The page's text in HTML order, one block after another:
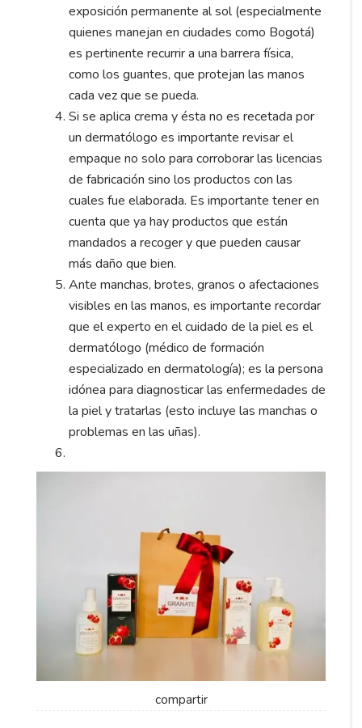
exposición permanente al sol (especialmente
quienes manejan en ciudades como Bogotá)
es pertinente recurrir a una barrera física,
como los guantes, que protejan las manos
cada vez que se pueda.
Si se aplica crema y ésta no es recetada por
un dermatólogo es importante revisar el
empaque no solo para corroborar las licencias
de fabricación sino los productos con las
cuales fue elaborada. Es importante tener en
cuenta que ya hay productos que están
mandados a recoger y que pueden causar
más daño que bien.
Ante manchas, brotes, granos o afectaciones
visibles en las manos, es importante recordar
que el experto en el cuidado de la piel es el
dermatólogo (médico de formación
especializado en dermatología); es la persona
idónea para diagnosticar las enfermedades de
la piel y tratarlas (esto incluye las manchas o
problemas en las uñas).
compartir